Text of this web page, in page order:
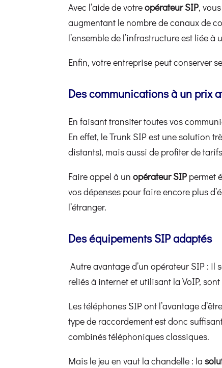
Avec l’aide de votreopérateur SIP,
augmentant le nombre de canaux de
l’ensemble de l’infrastructure est liée
Enfin, votre entreprise peut conserver
Des communications à un prix
En faisant transiter toutes vos
En effet, le Trunk SIP est une solution
distants), mais aussi de profiter de
Faire appel à unopérateur SIP permet
vos dépenses pour faire encore plus
l’étranger.
Des équipements SIP adaptés
Autre avantage d’un opérateur SIP :
reliés à internet et utilisant la VoIP,
Les téléphones SIP ont l’avantage
type de raccordement est donc
combinés téléphoniques classiques.
Mais le jeu en vaut la chandelle : la